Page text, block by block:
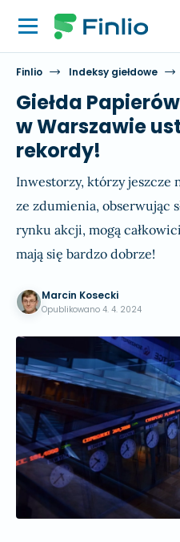
Finlio Indeksy giełdowe
Giełda
w Warszawie
rekordy!
Inwestorzy, którzy jeszcze
ze zdumienia, obserwując
rynku akcji, mogą
mają się bardzo dobrze!
Marcin Kosecki
Opublikowano 4. 4. 2024